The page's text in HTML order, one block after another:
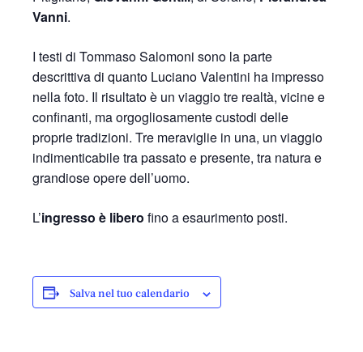
Vanni.
I testi di Tommaso Salomoni sono la parte
descrittiva di quanto Luciano Valentini ha impresso
nella foto. Il risultato è un viaggio tre realtà, vicine e
confinanti, ma orgogliosamente custodi delle
proprie tradizioni. Tre meraviglie in una, un viaggio
indimenticabile tra passato e presente, tra natura e
grandiose opere dell’uomo.
L’ingresso è libero fino a esaurimento posti.
Salva nel tuo calendario